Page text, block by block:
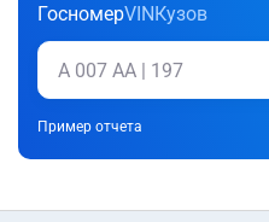
ГосномерVINКузов
Пример отчета